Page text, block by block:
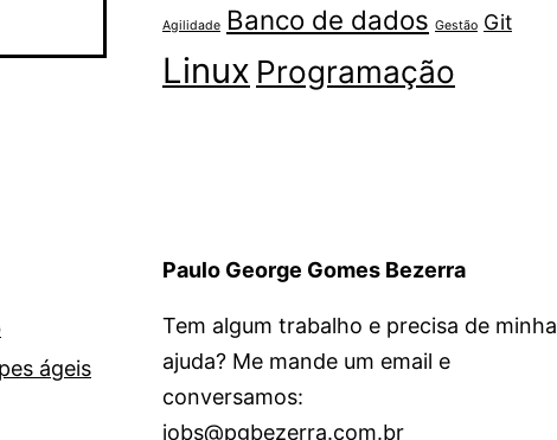
Agilidade Banco de dados Gestão Git
Linux Programação
ágeis
Paulo George Gomes Bezerra
Tem algum trabalho e precisa de minha
ajuda? Me mande um email e
conversamos:
jobs@pgbezerra.com.br